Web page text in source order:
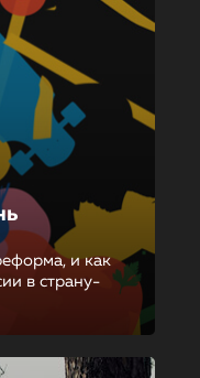
и как
в страну-